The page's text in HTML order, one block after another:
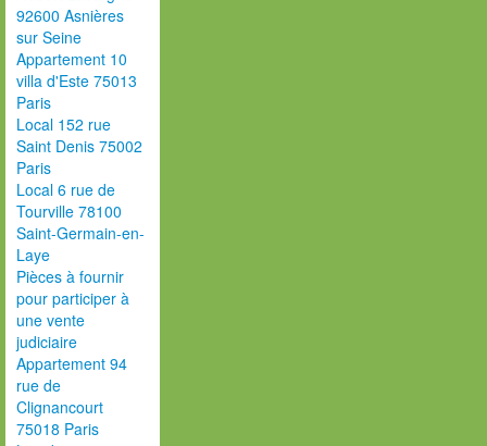
92600 Asnières
sur Seine
Appartement 10
villa d'Este 75013
Paris
Local 152 rue
Saint Denis 75002
Paris
Local 6 rue de
Tourville 78100
Saint-Germain-en-
Laye
Pièces à fournir
pour participer à
une vente
judiciaire
Appartement 94
rue de
Clignancourt
75018 Paris